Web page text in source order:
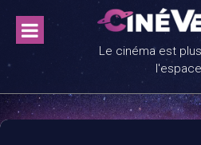
content
Le cinéma est
l'espace